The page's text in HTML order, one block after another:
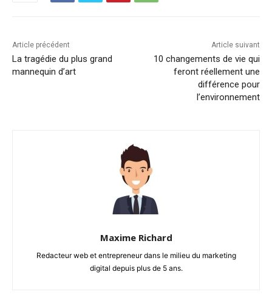
Article précédent
La tragédie du plus grand
mannequin d’art
Article suivant
10 changements de vie qui
feront réellement une
différence pour
l’environnement
Maxime Richard
Redacteur web et entrepreneur dans le milieu du marketing
digital depuis plus de 5 ans.